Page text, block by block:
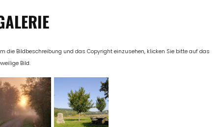
die Bildbeschreibung und das Copyright einzusehen, klicken Sie bitte auf das
Bild.